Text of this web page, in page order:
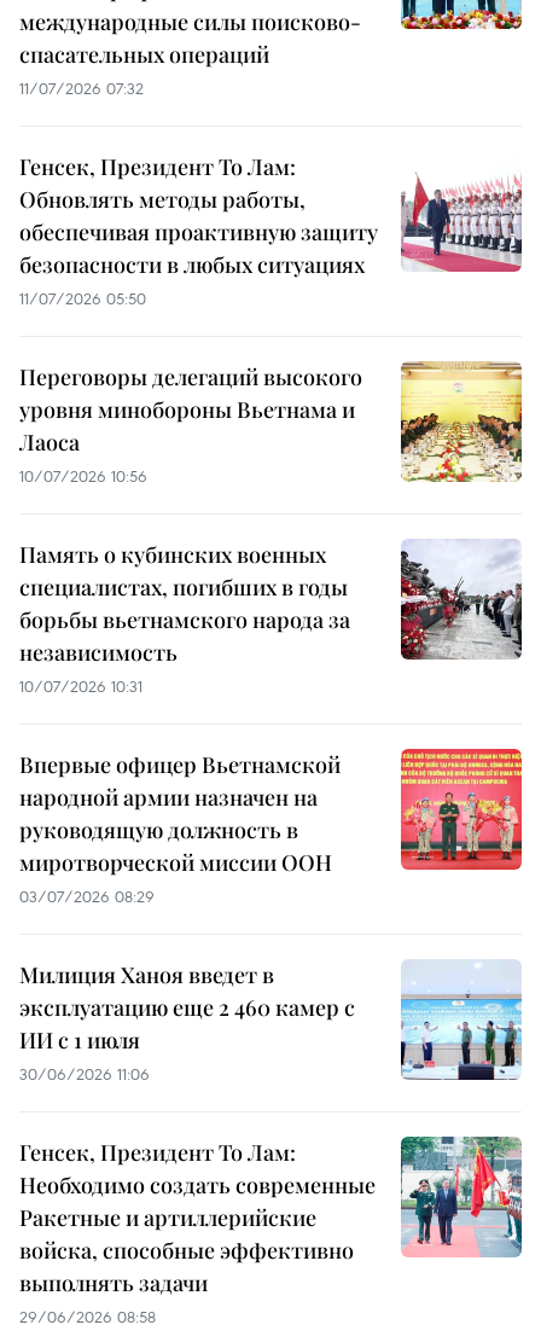
международные силы поисково-
спасательных операций
11/07/2026 07:32
Генсек, Президент То Лам:
Обновлять методы работы,
обеспечивая проактивную защиту
безопасности в любых ситуациях
11/07/2026 05:50
Переговоры делегаций высокого
уровня минобороны Вьетнама и
Лаоса
10/07/2026 10:56
Память о кубинских военных
специалистах, погибших в годы
борьбы вьетнамского народа за
независимость
10/07/2026 10:31
Впервые офицер Вьетнамской
народной армии назначен на
руководящую должность в
миротворческой миссии ООН
03/07/2026 08:29
Милиция Ханоя введет в
эксплуатацию еще 2 460 камер с
ИИ с 1 июля
30/06/2026 11:06
Генсек, Президент То Лам:
Необходимо создать современные
Ракетные и артиллерийские
войска, способные эффективно
выполнять задачи
29/06/2026 08:58